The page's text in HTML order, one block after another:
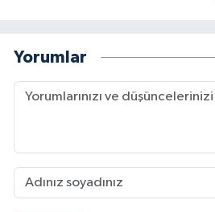
Yorumlar